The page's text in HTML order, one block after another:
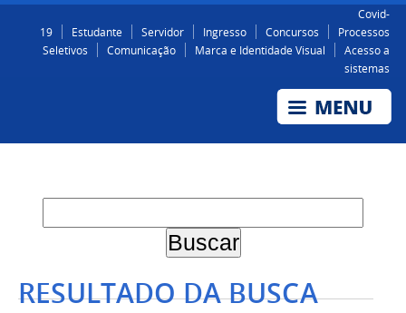
Covid-
19
Estudante Servidor Ingresso Concursos
Processos
Seletivos
Comunicação Marca e Identidade Visual
Acesso a
sistemas
RESULTADO DA BUSCA